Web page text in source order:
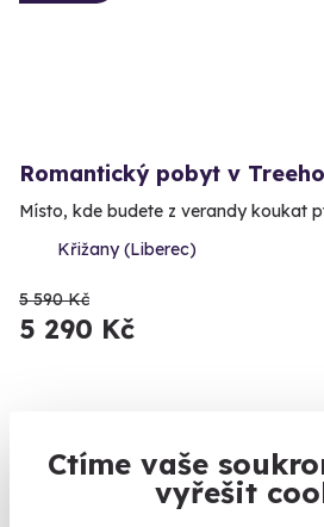
Ctíme vaše
vyřešit
Romantický pobyt v
Místo, kde budete z verandy koukat
Křižany (Liberec)
5 590 Kč
5 290 Kč
Zobrazit zážitky na mapě
Je úplně jedno, jestli chcete oslavit
drahou polovičku o ruku nebo si jen